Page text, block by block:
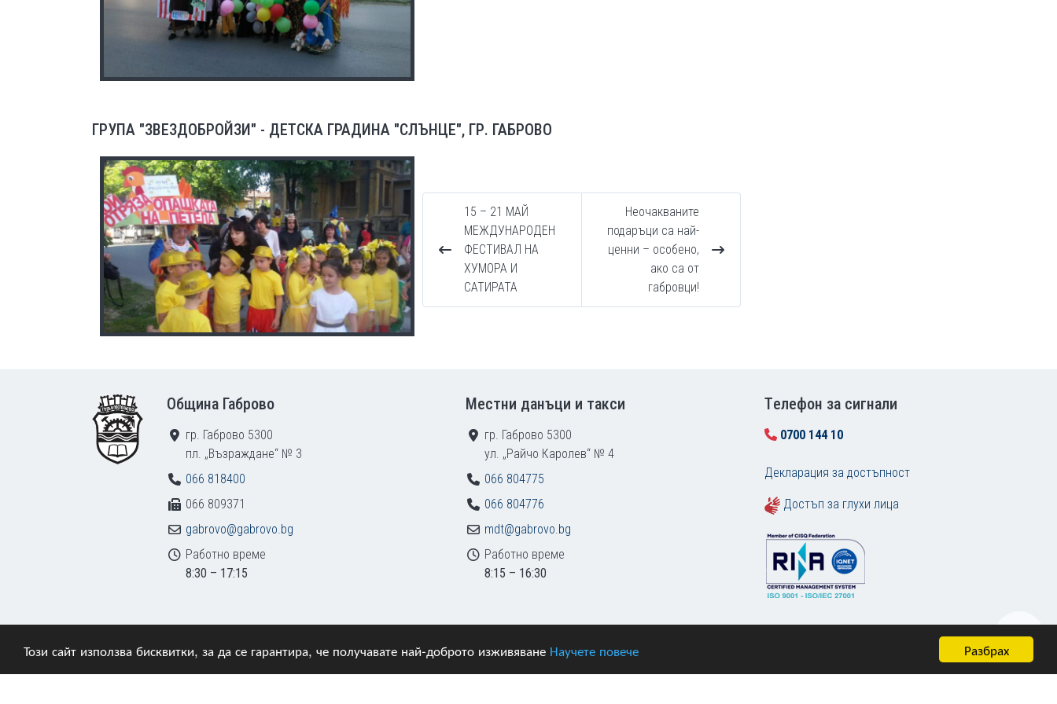
Разбрах
Този сайт използва бисквитки, за да се гарантира, че получавате най-доброто изживяване Научете повече
ГРУПА "ЗВЕЗДОБРОЙЗИ" - ДЕТСКА ГРАДИНА "СЛЪНЦЕ", ГР. ГАБРОВО
15 – 21 МАЙ
МЕЖДУНАРОДЕН
ФЕСТИВАЛ НА
ХУМОРА И
САТИРАТА
Неочакваните
подаръци са най-
ценни – особено,
ако са от
габровци!
Община Габрово
гр. Габрово 5300
пл. „Възраждане“ № 3
066 818400
066 809371
gabrovo@gabrovo.bg
Работно време
8:30 – 17:15
Местни данъци и такси
гр. Габрово 5300
ул. „Райчо Каролев“ № 4
066 804775
066 804776
mdt@gabrovo.bg
Работно време
8:15 – 16:30
Tелефон за сигнали
0700 144 10
Декларация за достъпност
Достъп за глухи лица
© 2009–2026 Община Габрово. Всички права запазени.